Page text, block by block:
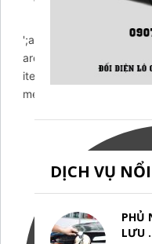
DỊCH VỤ
PHỦ
LƯU
item-facebook-